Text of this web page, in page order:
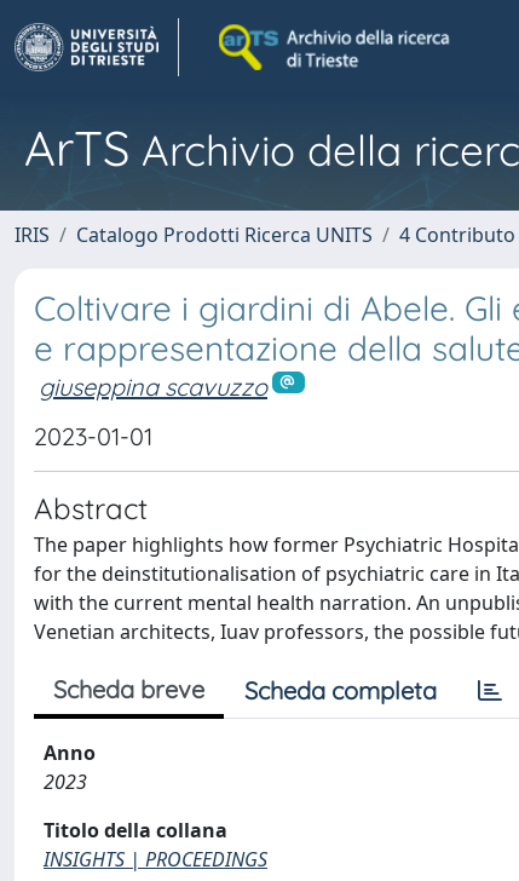
ArTS Archivio della
IRIS Catalogo Prodotti Ricerca UNITS 4
Coltivare i giardini di Abele.
e rappresentazione della
giuseppina scavuzzo
2023-01-01
Abstract
The paper highlights how former Psychiatric
for the deinstitutionalisation of psychiatric care in
with the current mental health narration. An
Venetian architects, Iuav professors, the possible
Scheda breve Scheda completa
Anno
2023
Titolo della collana
INSIGHTS | PROCEEDINGS